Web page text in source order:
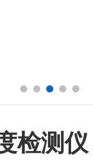
检测仪